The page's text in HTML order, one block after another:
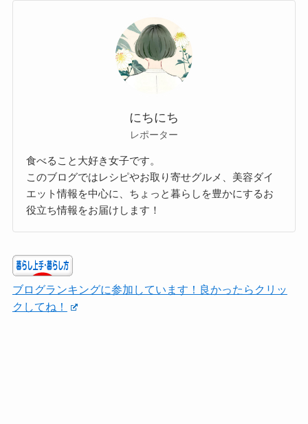
にちにち
レポーター
食べること大好き女子です。
このブログではレシピやお取り寄せグルメ、美容ダイ
エット情報を中心に、ちょっと暮らしを豊かにするお
役立ち情報をお届けします！
ブログランキングに参加しています！良かったらクリッ
クしてね！